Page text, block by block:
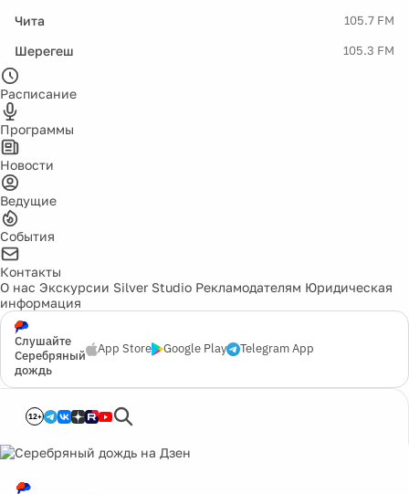
Чита 105.7 FM
Шерегеш 105.3 FM
Расписание
Программы
Новости
Ведущие
События
Контакты
О нас Экскурсии Silver Studio Рекламодателям Юридическая
информация
Слушайте
Серебряный
дождь
App Store Google Play Telegram App
12+